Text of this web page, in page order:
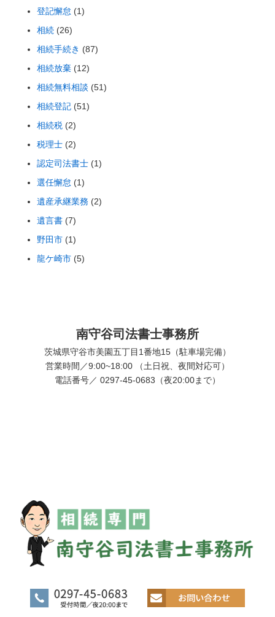
登記懈怠 (1)
相続 (26)
相続手続き (87)
相続放棄 (12)
相続無料相談 (51)
相続登記 (51)
相続税 (2)
税理士 (2)
認定司法書士 (1)
選任懈怠 (1)
遺産承継業務 (2)
遺言書 (7)
野田市 (1)
龍ケ崎市 (5)
南守谷司法書士事務所
茨城県守谷市美園五丁目1番地15（駐車場完備）
営業時間／9:00~18:00 （土日祝、夜間対応可）
電話番号／ 0297-45-0683（夜20:00まで）